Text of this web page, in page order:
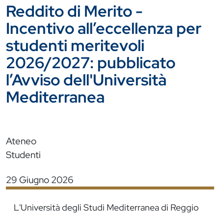
Reddito di Merito -
Incentivo all’eccellenza per
studenti meritevoli
2026/2027: pubblicato
l’Avviso dell'Università
Mediterranea
Ateneo
Studenti
29 Giugno 2026
L'Università degli Studi Mediterranea di Reggio